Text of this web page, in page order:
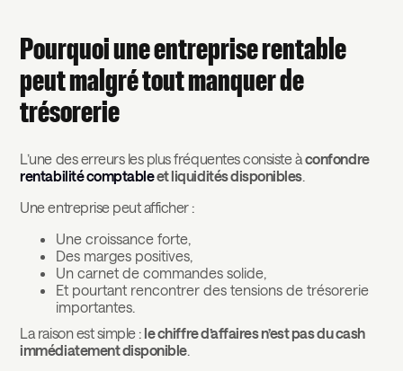
Pourquoi une entreprise rentable
peut malgré tout manquer de
trésorerie
L’une des erreurs les plus fréquentes consiste àconfondre
rentabilité comptableet liquidités disponibles.
Une entreprise peut afficher :
Une croissance forte,
Des marges positives,
Un carnet de commandes solide,
Et pourtant rencontrer des tensions de trésorerie
importantes.
La raison est simple : le chiffre d’affaires n’est pas du cash
immédiatement disponible.